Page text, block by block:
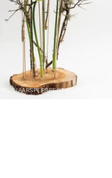
VOORJAARSPERSPECTIEVEN